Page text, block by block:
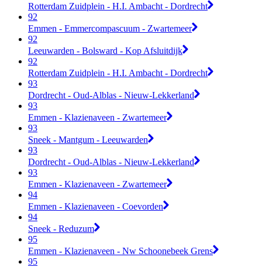
Rotterdam Zuidplein - H.I. Ambacht - Dordrecht
92
Emmen - Emmercompascuum - Zwartemeer
92
Leeuwarden - Bolsward - Kop Afsluitdijk
92
Rotterdam Zuidplein - H.I. Ambacht - Dordrecht
93
Dordrecht - Oud-Alblas - Nieuw-Lekkerland
93
Emmen - Klazienaveen - Zwartemeer
93
Sneek - Mantgum - Leeuwarden
93
Dordrecht - Oud-Alblas - Nieuw-Lekkerland
93
Emmen - Klazienaveen - Zwartemeer
94
Emmen - Klazienaveen - Coevorden
94
Sneek - Reduzum
95
Emmen - Klazienaveen - Nw Schoonebeek Grens
95